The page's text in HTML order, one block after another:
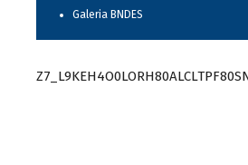
Galeria BNDES